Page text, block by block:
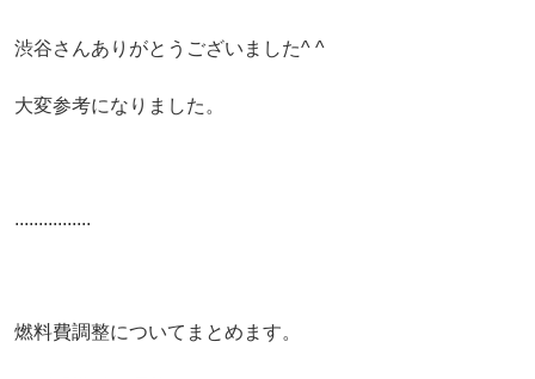
渋谷さんありがとうございました^ ^
大変参考になりました。
................
燃料費調整についてまとめます。